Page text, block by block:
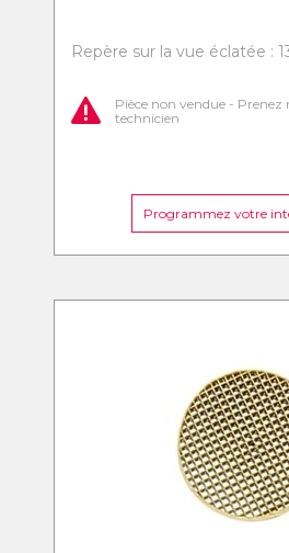
Repère sur la vue éclatée :
Pièce non vendue - Prenez
technicien
Programmez votre